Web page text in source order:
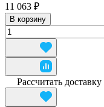
11 063 ₽
В корзину
Рассчитать доставку